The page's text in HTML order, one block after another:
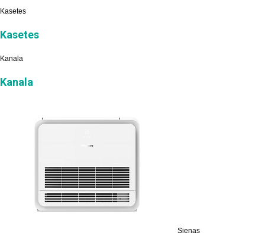
Kasetes
Kasetes
Kanala
Kanala
Sienas